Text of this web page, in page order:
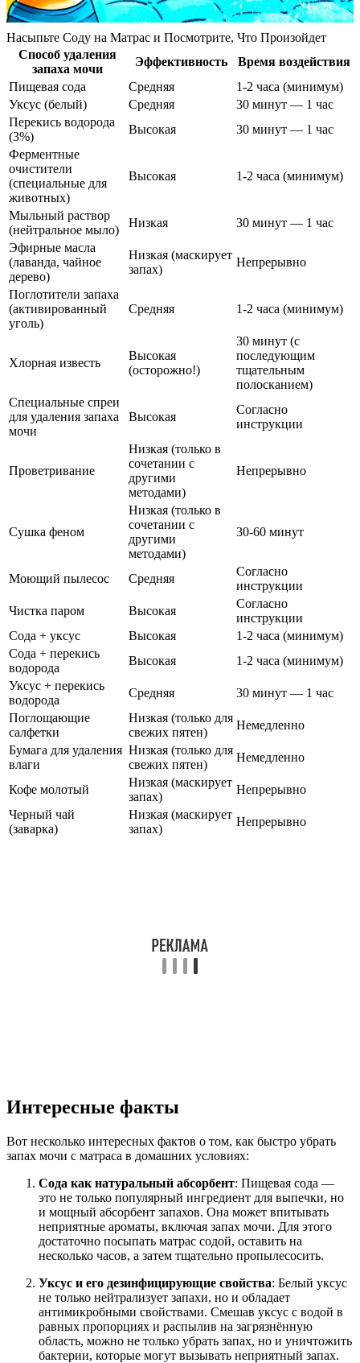
Насыпьте Соду на Матрас и Посмотрите, Что Произойдет
Способ удаления
запаха мочи
Эффективность
Время воздействия
Пищевая сода
Средняя
1-2 часа (минимум)
Уксус (белый)
Средняя
30 минут — 1 час
Перекись водорода
(3%)
Высокая
30 минут — 1 час
Ферментные
очистители
(специальные для
животных)
Высокая 1-2 часа (минимум)
Мыльный раствор
(нейтральное мыло)
Низкая
30 минут — 1 час
Эфирные масла
(лаванда, чайное
дерево)
Низкая (маскирует
запах)
Непрерывно
Поглотители запаха
(активированный
уголь)
Средняя 1-2 часа (минимум)
Хлорная известь
Высокая
(осторожно!)
30 минут (с
последующим
тщательным
полосканием)
Специальные спреи
для удаления запаха
мочи
Высокая
Согласно
инструкции
Проветривание
Низкая (только в
сочетании с
другими
методами)
Непрерывно
Сушка феном
Низкая (только в
сочетании с
другими
методами)
30-60 минут
Моющий пылесос Средняя
Согласно
инструкции
Чистка паром
Высокая
Согласно
инструкции
Сода + уксус
Высокая
1-2 часа (минимум)
Сода + перекись
водорода
Высокая
1-2 часа (минимум)
Уксус + перекись
водорода
Средняя
30 минут — 1 час
Поглощающие
салфетки
Низкая (только для
свежих пятен)
Немедленно
Бумага для удаления
влаги
Низкая (только для
свежих пятен)
Немедленно
Кофе молотый
Низкая (маскирует
запах)
Непрерывно
Черный чай
(заварка)
Низкая (маскирует
запах)
Непрерывно
Интересные факты
Вот несколько интересных фактов о том, как быстро убрать
запах мочи с матраса в домашних условиях:
Сода как натуральный абсорбент: Пищевая сода —
это не только популярный ингредиент для выпечки, но
и мощный абсорбент запахов. Она может впитывать
неприятные ароматы, включая запах мочи. Для этого
достаточно посыпать матрас содой, оставить на
несколько часов, а затем тщательно пропылесосить.
Уксус и его дезинфицирующие свойства: Белый уксус
не только нейтрализует запахи, но и обладает
антимикробными свойствами. Смешав уксус с водой в
равных пропорциях и распылив на загрязнённую
область, можно не только убрать запах, но и уничтожить
бактерии, которые могут вызывать неприятный запах.